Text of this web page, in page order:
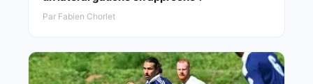
Par Fabien Chorlet